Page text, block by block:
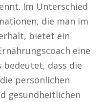
Im Unterschied
die man im
bietet ein
eine
bedeutet, dass die
persönlichen
gesundheitlichen